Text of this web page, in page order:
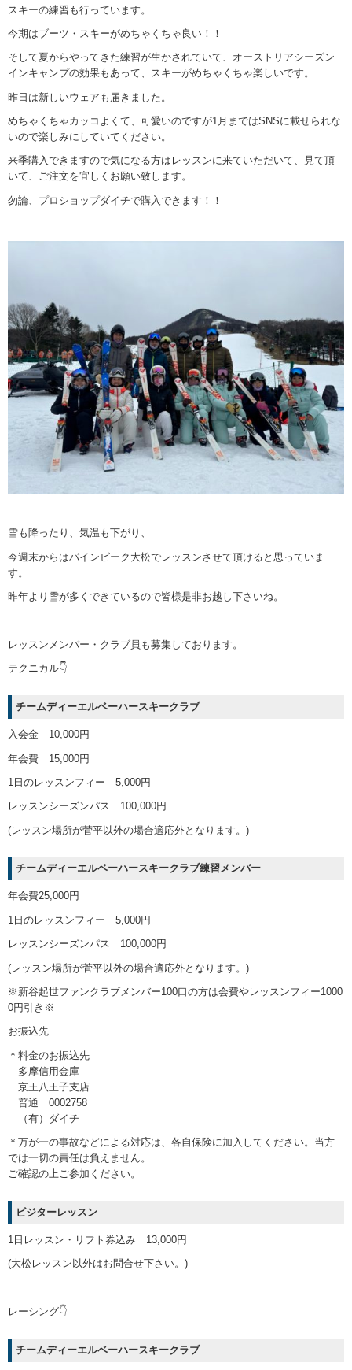
スキーの練習も行っています。
今期はブーツ・スキーがめちゃくちゃ良い！！
そして夏からやってきた練習が生かされていて、オーストリアシーズン
インキャンプの効果もあって、スキーがめちゃくちゃ楽しいです。
昨日は新しいウェアも届きました。
めちゃくちゃカッコよくて、可愛いのですが1月まではSNSに載せられな
いので楽しみにしていてください。
来季購入できますので気になる方はレッスンに来ていただいて、見て頂
いて、ご注文を宜しくお願い致します。
勿論、プロショップダイチで購入できます！！
雪も降ったり、気温も下がり、
今週末からはパインビーク大松でレッスンさせて頂けると思っていま
す。
昨年より雪が多くできているので皆様是非お越し下さいね。
レッスンメンバー・クラブ員も募集しております。
テクニカル👇
チームディーエルベーハースキークラブ
入会金 10,000円
年会費 15,000円
1日のレッスンフィー 5,000円
レッスンシーズンパス 100,000円
(レッスン場所が菅平以外の場合適応外となります。)
チームディーエルベーハースキークラブ練習メンバー
年会費25,000円
1日のレッスンフィー 5,000円
レッスンシーズンパス 100,000円
(レッスン場所が菅平以外の場合適応外となります。)
※新谷起世ファンクラブメンバー100口の方は会費やレッスンフィー1000
0円引き※
お振込先
＊料金のお振込先
多摩信用金庫
京王八王子支店
普通 0002758
（有）ダイチ
＊万が一の事故などによる対応は、各自保険に加入してください。当方
では一切の責任は負えません。
ご確認の上ご参加ください。
ビジターレッスン
1日レッスン・リフト券込み 13,000円
(大松レッスン以外はお問合せ下さい。)
レーシング👇
チームディーエルベーハースキークラブ